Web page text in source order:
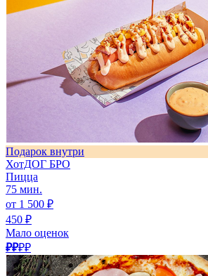
Подарок внутри
ХотДОГ БРО
Пицца
75 мин.
от 1 500 ₽
450 ₽
Мало оценок
₽₽₽₽